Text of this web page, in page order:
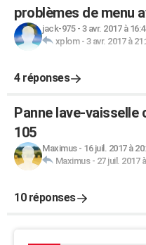
problèmes de menu
jack-975- 3 avr. 2017 à
xplom- 3 avr. 2017 à
4 réponses
Panne lave-vaisselle
105
Maximus- 16 juil. 2017 à
Maximus- 27 juil. 2017
10 réponses